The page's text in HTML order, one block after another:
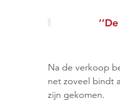
Na de verkoop
net zoveel bindt
zijn gekomen.